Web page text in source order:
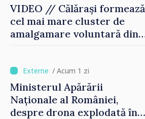
VIDEO // Călărași formează
cel mai mare cluster de
amalgamare voluntară din
finală
/ Acum 1 zi
Ministerul Apărării
Naționale al României,
despre drona explodată în